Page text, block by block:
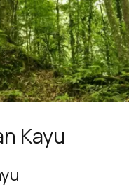
Kayu